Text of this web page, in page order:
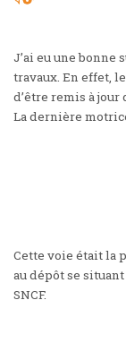
J’ai eu une bonne
travaux. En effet,
d’être remis à jour
La dernière
Cette voie était la
au dépôt se
SNCF.